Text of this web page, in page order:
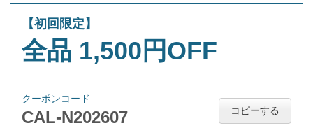
【初回限定】
全品 1,500円OFF
クーポンコード
CAL-N202607 コピーする